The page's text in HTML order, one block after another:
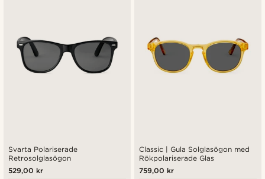
Svarta Polariserade
Retrosolglasögon
529,00 kr
Classic | Gula Solglasögon med
Rökpolariserade Glas
759,00 kr